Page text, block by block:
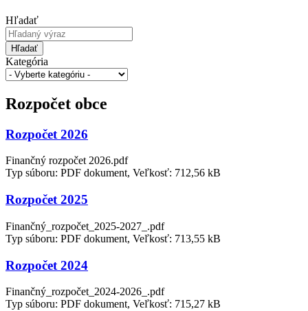
Hľadať
Hľadať
Kategória
Rozpočet obce
Rozpočet 2026
Finančný rozpočet 2026.pdf
Typ súboru: PDF dokument, Veľkosť: 712,56 kB
Rozpočet 2025
Finančný_rozpočet_2025-2027_.pdf
Typ súboru: PDF dokument, Veľkosť: 713,55 kB
Rozpočet 2024
Finančný_rozpočet_2024-2026_.pdf
Typ súboru: PDF dokument, Veľkosť: 715,27 kB